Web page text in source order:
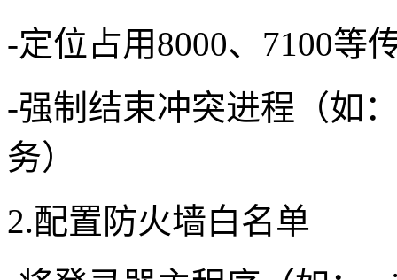
-定位占用8000、7100等
-强制结束冲突进程（如
务）
2.配置防火墙白名单